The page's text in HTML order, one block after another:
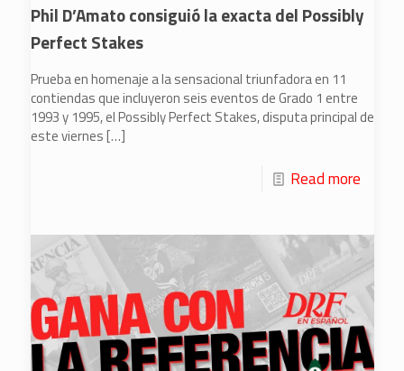
Phil D’Amato consiguió la exacta del Possibly
Perfect Stakes
Prueba en homenaje a la sensacional triunfadora en 11
contiendas que incluyeron seis eventos de Grado 1 entre
1993 y 1995, el Possibly Perfect Stakes, disputa principal de
este viernes[…]
Read more